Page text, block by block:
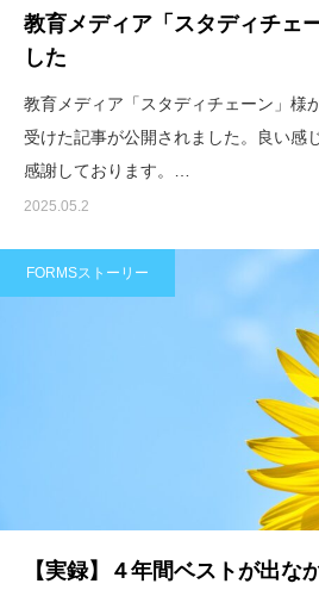
教育メディア「スタディチェ
した
教育メディア「スタディチェーン」様
受けた記事が公開されました。良い感
感謝しております。…
2025.05.2
FORMSストーリー
【実録】４年間ベストが出な